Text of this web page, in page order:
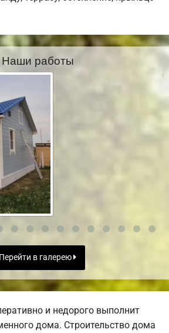
Наши работы
Перейти в галерею
и недорого выполнит
дома. Строительство дома